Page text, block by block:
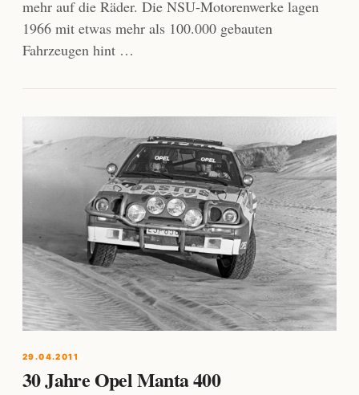
mehr auf die Räder. Die NSU-Motorenwerke lagen
1966 mit etwas mehr als 100.000 gebauten
Fahrzeugen hint …
29.04.2011
30 Jahre Opel Manta 400